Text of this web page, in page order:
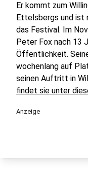
Er kommt zum
Ettelsbergs und ist
das Festival. Im
Peter Fox nach 13
Öffentlichkeit.
wochenlang auf
seinen Auftritt in
findet sie unter
Anzeige